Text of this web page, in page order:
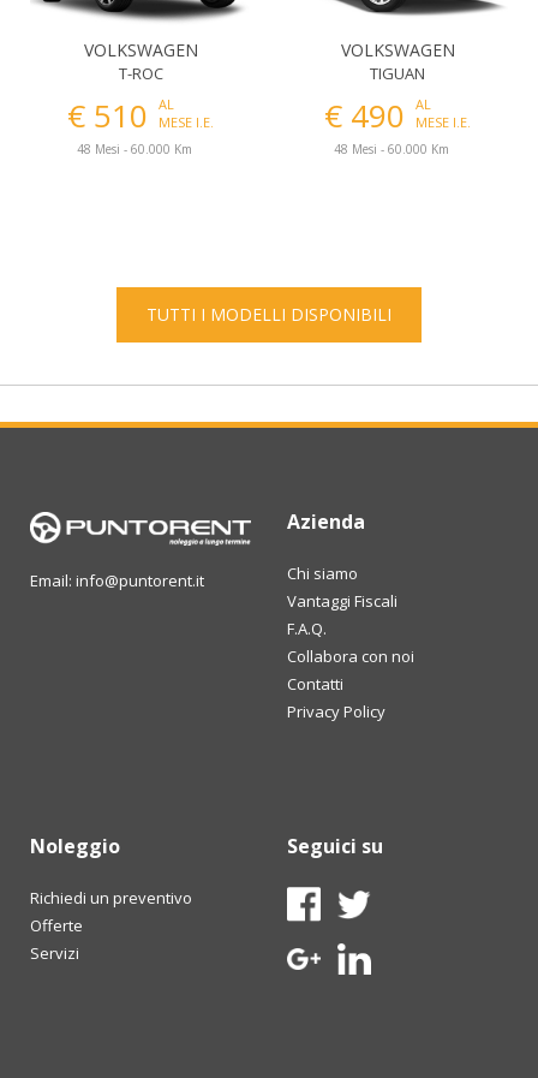
VOLKSWAGEN
T-ROC
€ 510
AL
MESE I.E.
48 Mesi - 60.000 Km
VOLKSWAGEN
TIGUAN
€ 490
AL
MESE I.E.
48 Mesi - 60.000 Km
TUTTI I MODELLI DISPONIBILI
Email: info@puntorent.it
Azienda
Chi siamo
Vantaggi Fiscali
F.A.Q.
Collabora con noi
Contatti
Privacy Policy
Noleggio
Richiedi un preventivo
Offerte
Servizi
Seguici su